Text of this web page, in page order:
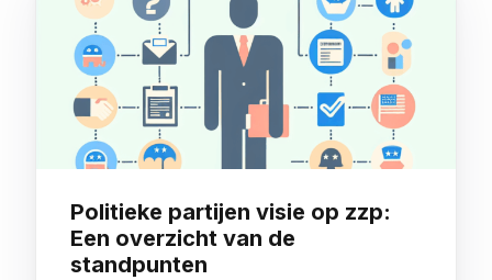
Politieke partijen visie op zzp:
Een overzicht van de
standpunten